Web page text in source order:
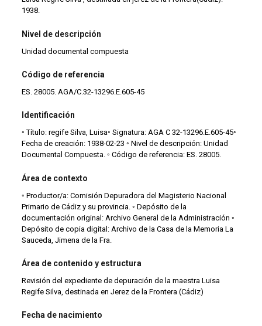
1938.
Nivel de descripción
Unidad documental compuesta
Código de referencia
ES. 28005. AGA/C.32-13296.E.605-45
Identificación
◦ Título: regife Silva, Luisa◦ Signatura: AGA C 32-13296.E.605-45◦
Fecha de creación: 1938-02-23 ◦ Nivel de descripción: Unidad
Documental Compuesta. ◦ Código de referencia: ES. 28005.
Área de contexto
◦ Productor/a: Comisión Depuradora del Magisterio Nacional
Primario de Cádiz y su provincia. ◦ Depósito de la
documentación original: Archivo General de la Administración ◦
Depósito de copia digital: Archivo de la Casa de la Memoria La
Sauceda, Jimena de la Fra.
Área de contenido y estructura
Revisión del expediente de depuración de la maestra Luisa
Regife Silva, destinada en Jerez de la Frontera (Cádiz)
Fecha de nacimiento